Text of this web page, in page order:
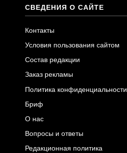
СВЕДЕНИЯ О САЙТЕ
Контакты
Условия пользования сайтом
Состав редакции
Заказ рекламы
Политика конфиденциальности
Бриф
О нас
Вопросы и ответы
Редакционная политика